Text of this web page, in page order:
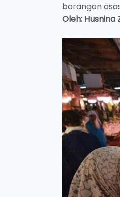
barangan
Oleh: Husnina